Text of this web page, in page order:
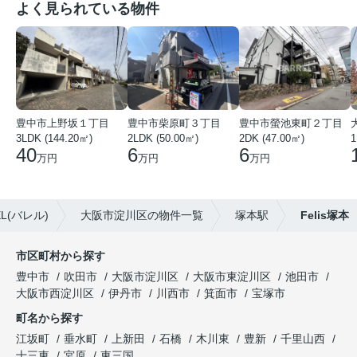
よく見られている物件
豊中市上野坂１丁目
3LDK (144.20㎡)
40万円
豊中市柴原町３丁目
2LDK (50.00㎡)
6万円
豊中市螢池東町２丁目
2DK (47.00㎡)
6万円
バレル) 大阪市淀川区の物件一覧 塚本駅 Felis塚本
市区町村から探す
豊中市
吹田市 大阪市淀川区 大阪市東淀川区
池田市
大阪市西淀川区
伊丹市 川西市 箕面市
宝塚市
町名から探す
江坂町
垂水町 上新田 石橋 木川東 豊新
千里山西